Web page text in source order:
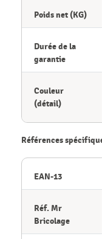
Poids net (KG)
Durée de la
garantie
Couleur
(détail)
Références
EAN-13
Réf. Mr
Bricolage